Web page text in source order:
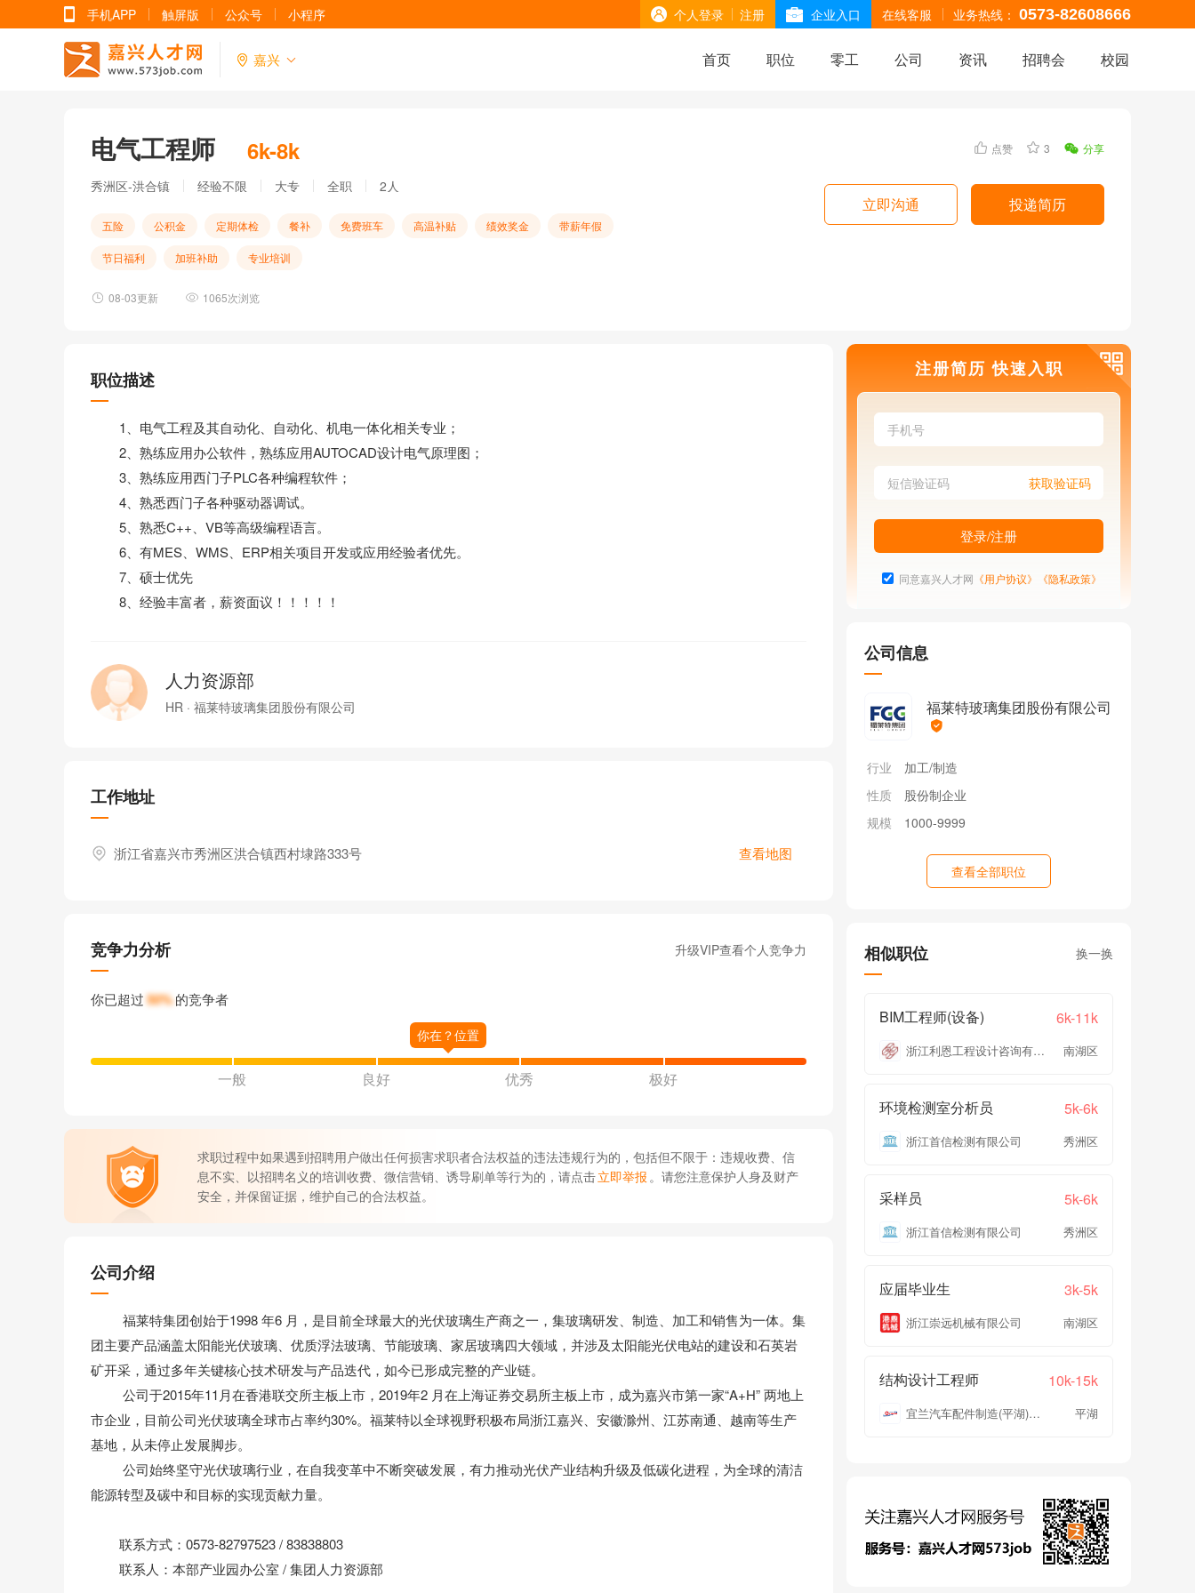
在线客服 业务热线： 0573-82608666
个人登录 注册 企业入口
手机APP 触屏版 公众号 小程序
嘉兴 首页 职位 零工 公司 资讯 招聘会 校园
电气工程师 6k-8k
秀洲区-洪合镇 经验不限 大专 全职 2人
五险 公积金 定期体检 餐补 免费班车 高温补贴 绩效奖金 带薪年假
节日福利 加班补助 专业培训
08-03更新 1065次浏览
分享
3
点赞
投递简历
立即沟通
职位描述
1、电气工程及其自动化、自动化、机电一体化相关专业；
2、熟练应用办公软件，熟练应用AUTOCAD设计电气原理图；
3、熟练应用西门子PLC各种编程软件；
4、熟悉西门子各种驱动器调试。
5、熟悉C++、VB等高级编程语言。
6、有MES、WMS、ERP相关项目开发或应用经验者优先。
7、硕士优先
8、经验丰富者，薪资面议！！！！！
人力资源部
HR · 福莱特玻璃集团股份有限公司
工作地址
浙江省嘉兴市秀洲区洪合镇西村埭路333号 查看地图
竞争力分析 升级VIP查看个人竞争力
你已超过50%的竞争者
一般 良好 优秀 极好
求职过程中如果遇到招聘用户做出任何损害求职者合法权益的违法违规行为的，包括但不限于：违规收费、信
息不实、以招聘名义的培训收费、微信营销、诱导刷单等行为的，请点击立即举报 。请您注意保护人身及财产
安全，并保留证据，维护自己的合法权益。
公司介绍
福莱特集团创始于1998 年6 月，是目前全球最大的光伏玻璃生产商之一，集玻璃研发、制造、加工和销售为一体。集
团主要产品涵盖太阳能光伏玻璃、优质浮法玻璃、节能玻璃、家居玻璃四大领域，并涉及太阳能光伏电站的建设和石英岩
矿开采，通过多年关键核心技术研发与产品迭代，如今已形成完整的产业链。
公司于2015年11月在香港联交所主板上市，2019年2 月在上海证券交易所主板上市，成为嘉兴市第一家“A+H” 两地上
市企业，目前公司光伏玻璃全球市占率约30%。福莱特以全球视野积极布局浙江嘉兴、安徽滁州、江苏南通、越南等生产
基地，从未停止发展脚步。
公司始终坚守光伏玻璃行业，在自我变革中不断突破发展，有力推动光伏产业结构升级及低碳化进程，为全球的清洁
能源转型及碳中和目标的实现贡献力量。
联系方式：0573-82797523 / 83838803
联系人：本部产业园办公室 / 集团人力资源部
注册简历 快速入职
同意嘉兴人才网 《用户协议》 《隐私政策》
公司信息
福莱特玻璃集团股份有限公司
行业
加工/制造
性质
股份制企业
规模
1000-9999
查看全部职位
相似职位 换一换
BIM工程师(设备) 6k-11k
浙江利恩工程设计咨询有限公司 南湖区
环境检测室分析员 5k-6k
浙江首信检测有限公司 秀洲区
采样员 5k-6k
浙江首信检测有限公司 秀洲区
应届毕业生 3k-5k
浙江崇远机械有限公司 南湖区
结构设计工程师 10k-15k
宜兰汽车配件制造(平湖)有限公司 平湖